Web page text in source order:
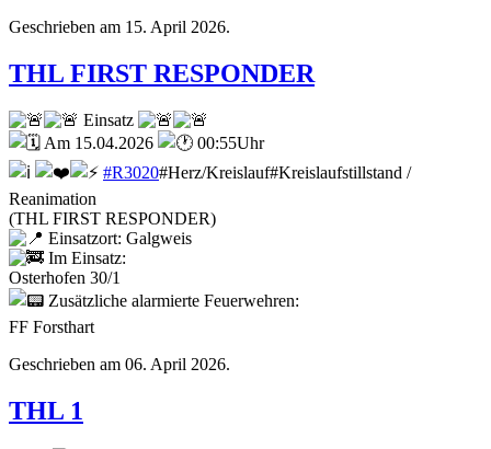
Geschrieben am 15. April 2026.
THL FIRST RESPONDER
Einsatz
Am 15.04.2026
00:55Uhr
#R3020#Herz/Kreislauf#Kreislaufstillstand /
Reanimation
(THL FIRST RESPONDER)
Einsatzort: Galgweis
Im Einsatz:
Osterhofen 30/1
Zusätzliche alarmierte Feuerwehren:
FF Forsthart
Geschrieben am 06. April 2026.
THL 1